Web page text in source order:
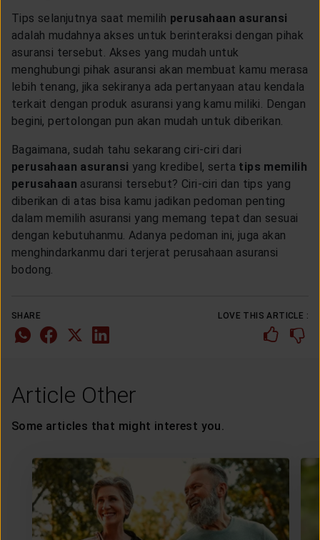
Tips selanjutnya saat memilih perusahaan asuransi
adalah mudahnya akses untuk berinteraksi dengan pihak
asuransi tersebut. Akses yang mudah untuk
menghubungi pihak asuransi akan membuat kamu merasa
lebih tenang, jika sekiranya ada pertanyaan atau kendala
terkait dengan produk asuransi yang kamu miliki. Dengan
begini, pertolongan pun akan mudah untuk diberikan.
Bagaimana, sudah tahu sekarang ciri-ciri dari
perusahaan asuransi yang kredibel, serta tips memilih
perusahaan asuransi tersebut? Ciri-ciri dan tips yang
diberikan di atas bisa kamu jadikan pedoman penting
dalam memilih asuransi yang memang tepat dan sesuai
dengan kebutuhanmu. Adanya pedoman ini, juga akan
menghindarkanmu dari terjerat perusahaan asuransi
bodong.
SHARE LOVE THIS ARTICLE :
Article Other
Some articles that might interest you.